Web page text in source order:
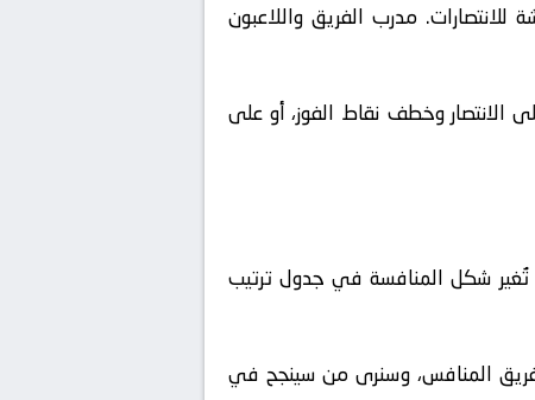
للانتصارات. مدرب الفريق واللاعبون
الانتصار وخطف نقاط الفوز، أو على
شكل المنافسة في جدول ترتيب
المنافس، وسنرى من سينجح في